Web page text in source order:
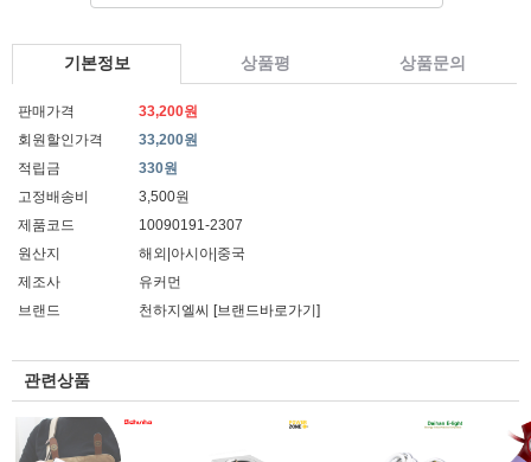
기본정보 상품평 상품문의
판매가격
33,200원
회원할인가격
33,200원
적립금
330원
고정배송비
3,500원
제품코드
10090191-2307
원산지
해외|아시아|중국
제조사
유커먼
브랜드
천하지엘씨 [브랜드바로가기]
관련상품